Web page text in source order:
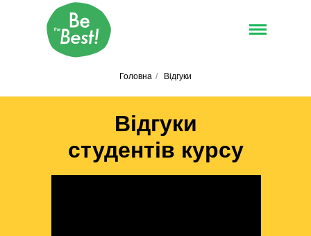
Головна / Відгуки
Відгуки
студентів курсу